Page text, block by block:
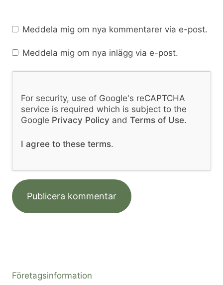
Meddela mig om nya kommentarer via e-post.
Meddela mig om nya inlägg via e-post.
For security, use of Google's reCAPTCHA
service is required which is subject to the
Google Privacy Policy and Terms of Use.
I agree to these terms.
Företagsinformation